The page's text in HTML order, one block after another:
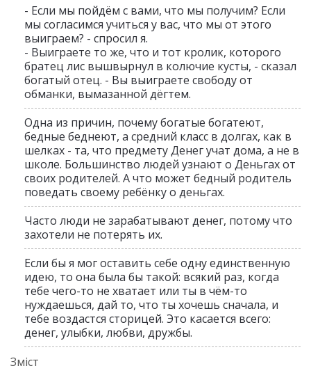
- Если мы пойдём с вами, что мы получим? Если
мы согласимся учиться у вас, что мы от этого
выиграем? - спросил я.
- Выиграете то же, что и тот кролик, которого
братец лис вышвырнул в колючие кусты, - сказал
богатый отец. - Вы выиграете свободу от
обманки, вымазанной дёгтем.
Одна из причин, почему богатые богатеют,
бедные беднеют, а средний класс в долгах, как в
шелках - та, что предмету Денег учат дома, а не в
школе. Большинство людей узнают о Деньгах от
своих родителей. А что может бедный родитель
поведать своему ребёнку о деньгах.
Часто люди не зарабатывают денег, потому что
захотели не потерять их.
Если бы я мог оставить себе одну единственную
идею, то она была бы такой: всякий раз, когда
тебе чего-то не хватает или ты в чём-то
нуждаешься, дай то, что ты хочешь сначала, и
тебе воздастся сторицей. Это касается всего:
денег, улыбки, любви, дружбы.
Зміст